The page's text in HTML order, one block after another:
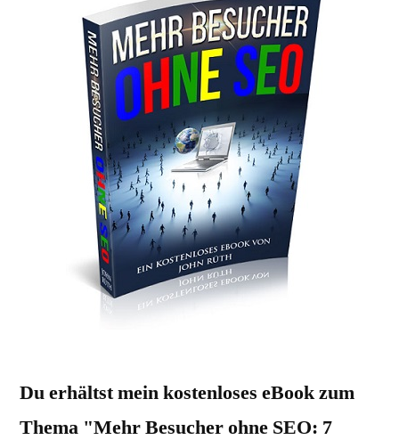
Du erhältst mein kostenloses eBook zum
Thema "Mehr Besucher ohne SEO: 7